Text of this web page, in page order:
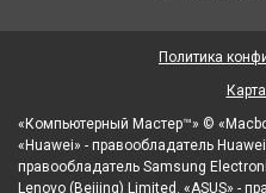
«Компьютерный Мастер™» ©
«Huawei» - правообладатель
правообладатель Samsung
Lenovo (Beijing) Limited. «ASUS» -
Политика